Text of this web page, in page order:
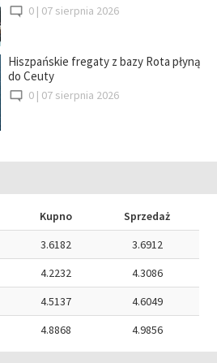
0 | 07 sierpnia 2026
Hiszpańskie fregaty z bazy Rota płyną
do Ceuty
0 | 07 sierpnia 2026
Kupno
Sprzedaż
3.6182
3.6912
4.2232
4.3086
4.5137
4.6049
4.8868 4.9856